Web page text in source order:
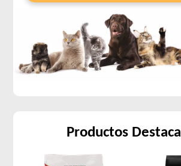
Productos